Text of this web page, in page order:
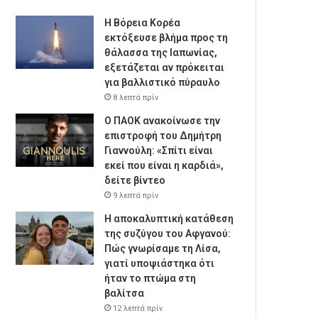
Η Βόρεια Κορέα
εκτόξευσε βλήμα προς τη
θάλασσα της Ιαπωνίας,
εξετάζεται αν πρόκειται
για βαλλιστικό πύραυλο
8 λεπτά πρίν
Ο ΠΑΟΚ ανακοίνωσε την
επιστροφή του Δημήτρη
Γιαννούλη: «Σπίτι είναι
εκεί που είναι η καρδιά»,
δείτε βίντεο
9 λεπτά πρίν
Η αποκαλυπτική κατάθεση
της συζύγου του Αφγανού:
Πώς γνωρίσαμε τη Λίσα,
γιατί υποψιάστηκα ότι
ήταν το πτώμα στη
βαλίτσα
12 λεπτά πρίν